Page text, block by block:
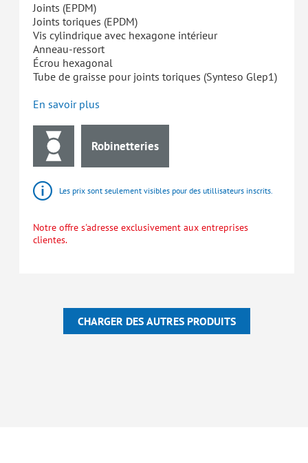
Joints (EPDM)
Joints toriques (EPDM)
Vis cylindrique avec hexagone intérieur
Anneau-ressort
Écrou hexagonal
Tube de graisse pour joints toriques (Synteso Glep1)
En savoir plus
Robinetteries
Les prix sont seulement visibles pour des utillisateurs inscrits.
Notre offre s'adresse exclusivement aux entreprises
clientes.
CHARGER DES AUTRES PRODUITS